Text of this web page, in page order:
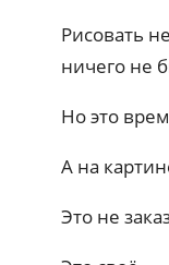
Рисовать
ничего не
Но это
А на
Это не